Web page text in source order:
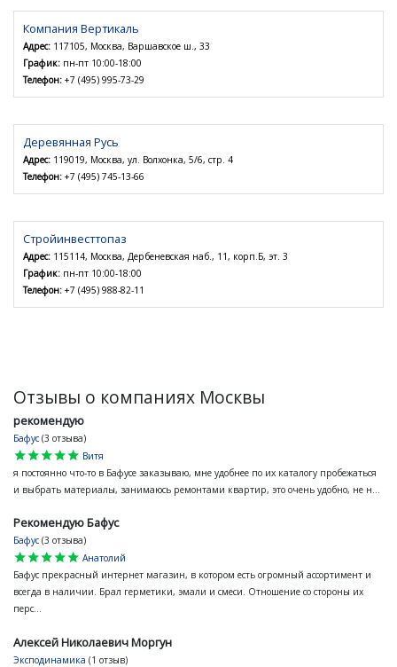
Компания Вертикаль
Адрес: 117105, Москва, Варшавское ш., 33
График: пн-пт 10:00-18:00
Телефон: +7 (495) 995-73-29
Деревянная Русь
Адрес: 119019, Москва, ул. Волхонка, 5/6, стр. 4
Телефон: +7 (495) 745-13-66
Стройинвесттопаз
Адрес: 115114, Москва, Дербеневская наб., 11, корп.Б, эт. 3
График: пн-пт 10:00-18:00
Телефон: +7 (495) 988-82-11
Отзывы о компаниях Москвы
рекомендую
Бафус (3 отзыва)
star
star
star
star
star
Витя
я постоянно что-то в Бафусе заказываю, мне удобнее по их каталогу пробежаться
и выбрать материалы, занимаюсь ремонтами квартир, это очень удобно, не н...
Рекомендую Бафус
Бафус (3 отзыва)
star
star
star
star
star
Анатолий
Бафус прекрасный интернет магазин, в котором есть огромный ассортимент и
всегда в наличии. Брал герметики, эмали и смеси. Отношение со стороны их
перс...
Алексей Николаевич Моргун
Эксподинамика (1 отзыв)